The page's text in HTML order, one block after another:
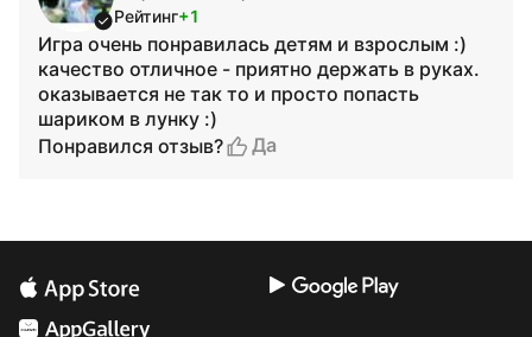
Рейтинг+1
Игра очень понравилась детям и взрослым :)
качество отличное - приятно держать в руках.
оказывается не так то и просто попасть
шариком в лунку :)
Понравился отзыв?
Да